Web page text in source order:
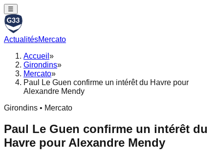
☰
ActualitésMercato
Accueil »
Girondins»
Mercato»
Paul Le Guen confirme un intérêt du Havre pour
Alexandre Mendy
Girondins • Mercato
Paul Le Guen confirme un intérêt du
Havre pour Alexandre Mendy